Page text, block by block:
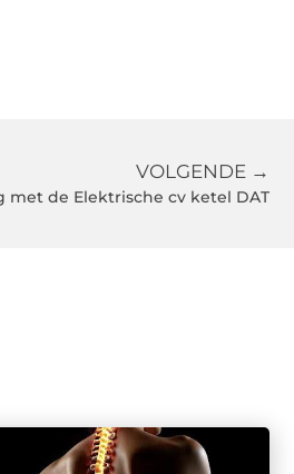
VOLGENDE →
met de Elektrische cv ketel DAT